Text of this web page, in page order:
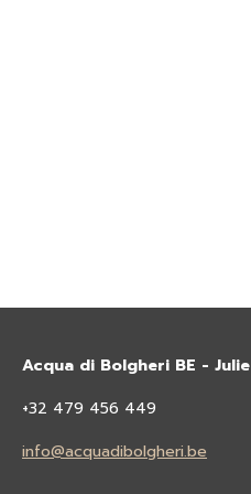
Acqua di Bolgheri BE -
+32 479 456 449
info@acquadibolgheri.be